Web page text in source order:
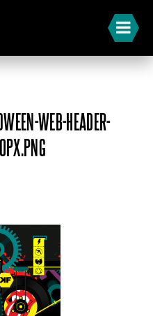
WEB-HEADER-